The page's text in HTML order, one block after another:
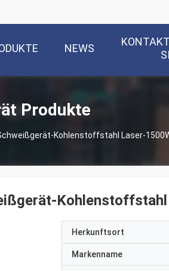
NEWS
Produkte
Kohlenstoffstahl Laser-
Herkunftsort
Markenname